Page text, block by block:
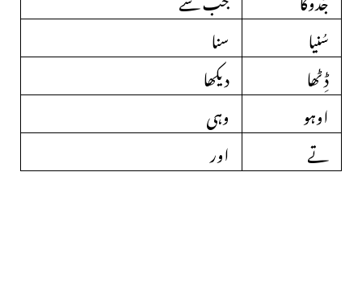
سُنیا
سنا
ڈِٹھا
دیکھا
اوہو
وہی
تے
اور